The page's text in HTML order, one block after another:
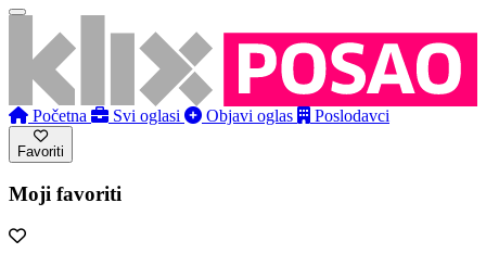
Početna Svi oglasi Objavi oglas Poslodavci
Favoriti
Moji favoriti